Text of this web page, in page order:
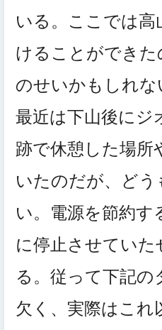
いる。ここでは高
けることができた
のせいかもしれな
最近は下山後にジ
跡で休憩した場所
いたのだが、どう
い。電源を節約す
に停止させていた
る。従って下記の
欠く、実際はこれ